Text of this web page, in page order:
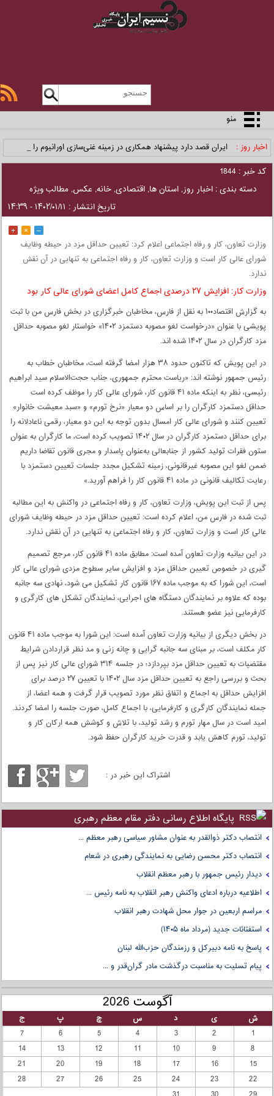
منو
اخبار روز : ایران قصد دارد پیشنهاد همکاری در زمینه غنی‌سازی اورانیوم را ب _
کد خبر : 1844
دسته بندی :اخبار روز,استان ها,اقتصادی,خانه, عکس,مطالب ویژه
تاریخ انتشار : ۱۴۰۲/۰۱/۱۱ - ۱۴:۳۹
–
×
+
وزارت تعاون، کار و رفاه اجتماعی اعلام کرد: تعیین حداقل مزد در حیطه وظایف
شورای عالی کار است و وزارت تعاون، کار و رفاه اجتماعی به تنهایی در آن نقش
ندارد.
وزارت کار: افزایش ۲۷ درصدی اجماع کامل اعضای شورای عالی کار بود
به گزارش اقتصاد۱۰۰ به نقل از فارس، مخاطبان خبرگزاری در بخش فارس من با ثبت
پویشی با عنوان «درخواست لغو مصوبه دستمزد ۱۴۰۲» خواستار لغو مصوبه حداقل
مزد کارگران در سال ۱۴۰۲ شده اند.
در این پویش که تاکنون حدود ۳۸ هزار امضا گرفته است، مخاطبان خطاب به
رئیس جمهور نوشته اند: «ریاست محترم جمهوری، جناب حجت‌الاسلام سید ابراهیم
رئیسی، نظر به اینکه ماده ۴۱ قانون کار، شورای عالی کار را موظف کرده است
حداقل دستمزد کارگران را بر اساس دو معیار «نرخ تورم» و «سبد معیشت خانوار»
تعیین کنند و شورای عالی کار امسال بدون توجه به این دو معیار، رقمی ناعادلانه را
برای حداقل دستمزد کارگران در سال ۱۴۰۲ تصویب کرده است، ما کارگران به عنوان
ستون فقرات تولید کشور از جنابعالی به‌عنوان پاسدار و مجری قانون تقاضا داریم
ضمن لغو این مصوبه غیرقانونی، زمینه تشکیل مجدد جلسات تعیین دستمزد با
رعایت تکالیف قانونی در ماده ۴۱ قانون کار را فراهم آورید.»
پس از ثبت این پویش، وزارت تعاون، کار و رفاه اجتماعی در واکنش به این مطالبه
ثبت شده در فارس من، اعلام کرده است: تعیین حداقل مزد در حیطه وظایف شورای
عالی کار است و وزارت تعاون، کار و رفاه اجتماعی به تنهایی در آن نقش ندارد.
در این بیانیه وزارت تعاون آمده است: مطابق ماده ۴۱ قانون کار، مرجع تصمیم
گیری در خصوص تعیین حداقل مزد و افزایش سایر سطوح مزدی شورای عالی کار
است، این شورا که به موجب ماده ۱۶۷ قانون کار تشکیل می شود، نهادی سه جانبه
بوده که علاوه بر نمایندگان دستگاه های اجرایی، نمایندگان تشکل های کارگری و
کارفرمایی نیز عضو هستند.
در بخش دیگری از بیانیه وزارت تعاون آمده است: این شورا به موجب ماده ۴۱ قانون
کار مکلف است، بر مبنای سه جانبه گرایی و چانه زنی و مد نظر قراردادن شرایط
مقتضیات به تعیین حداقل مزد بپردازد؛ در جلسه ۳۱۴ شورای عالی کار نیز پس از
بحث و بررسی راجع به تعیین حداقل مزد سال ۱۴۰۲ با تعیین ۲۷ درصد برای
افزایش حداقل به اجماع و اتفاق نظر مورد تصویب قرار گرفت و همه اعضا، از
جمله نمایندگان کارگری و کارفرمایی، با اجماع کامل، صورت جلسه را امضا کردند.
امید است در سال مهار تورم و رشد تولید، با تلاش و کوشش همه ارکان کار و
تولید، تورم کاهش یابد و قدرت خرید کارگران حفظ شود.
اشتراک این خبر در :
پایگاه اطلاع رسانی دفتر مقام معظم رهبری
انتصاب دکتر ذوالقدر به عنوان مشاور سیاسی رهبر معظم ...
انتصاب دکتر محسن رضایی به نمایندگی رهبری در شعام
دیدار رئیس جمهور با رهبر معظم انقلاب
اطلاعیه درباره ادعای واکنش رهبر انقلاب به نامه رئیس ...
مراسم اربعین در جوار محل شهادت رهبر انقلاب
استفتائات جدید (مرداد ماه ۱۴۰۵)
پاسخ به نامه دبیرکل و رزمندگان حزب‌الله لبنان
پیام تسلیت به مناسبت درگذشت مادر گران‌قدر و ...
آگوست 2026
ش ی د س چ پ
ج
1
2
3
4
5
6
7
8
9
10
11
12
13
14
15
16
17
18
19
20
21
22
23
24
25
26
27
28